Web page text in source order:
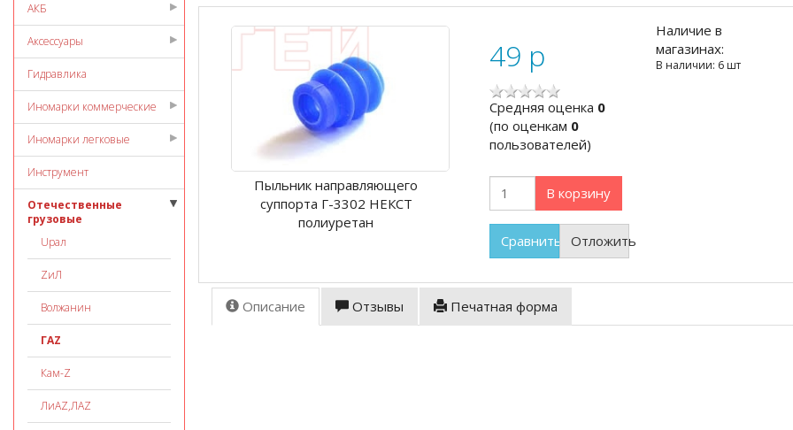
АКБ
Аксессуары
Гидравлика
Иномарки коммерческие
Иномарки легковые
Инструмент
Отечественные
грузовые
Uрал
ZиЛ
Волжанин
ГАZ
Кам-Z
ЛиАZ,ЛАZ
Пыльник направляющего
суппорта Г-3302 НЕКСТ
полиуретан
49 p
Cредняя оценка 0
(по оценкам 0
пользователей)
В корзину
Сравнить Отложить
Наличие в
магазинах:
В наличии: 6 шт
Описание Отзывы Печатная форма